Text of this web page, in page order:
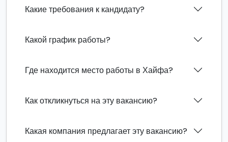
Какие требования к кандидату?
Какой график работы?
Где находится место работы в Хайфа?
Как откликнуться на эту вакансию?
Какая компания предлагает эту вакансию?